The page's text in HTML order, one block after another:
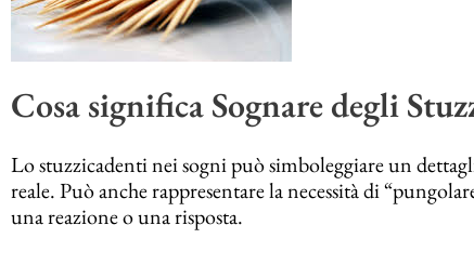
Cosa significa Sognare degli
Lo stuzzicadenti nei sogni può simboleggiare un
reale. Può anche rappresentare la necessità di
una reazione o una risposta.